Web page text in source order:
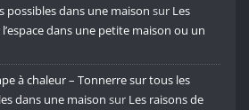
possibles dans une maison sur Les
dans une petite maison ou un
à chaleur – Tonnerre sur tous les
dans une maison sur Les raisons de